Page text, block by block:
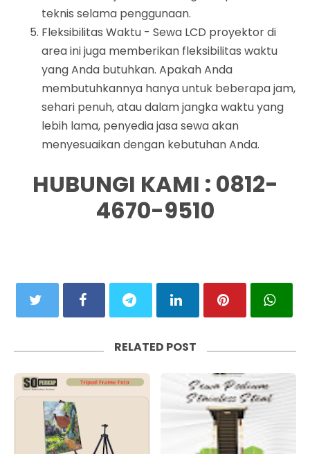
teknis selama penggunaan.
Fleksibilitas Waktu - Sewa LCD proyektor di
area ini juga memberikan fleksibilitas waktu
yang Anda butuhkan. Apakah Anda
membutuhkannya hanya untuk beberapa jam,
sehari penuh, atau dalam jangka waktu yang
lebih lama, penyedia jasa sewa akan
menyesuaikan dengan kebutuhan Anda.
HUBUNGI KAMI : 0812-
4670-9510
RELATED POST